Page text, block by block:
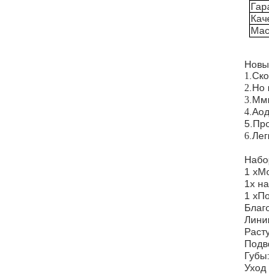
1.С
2.Нo
3.М
4.А
5.
6.
1 х
1х
1 х
Уход